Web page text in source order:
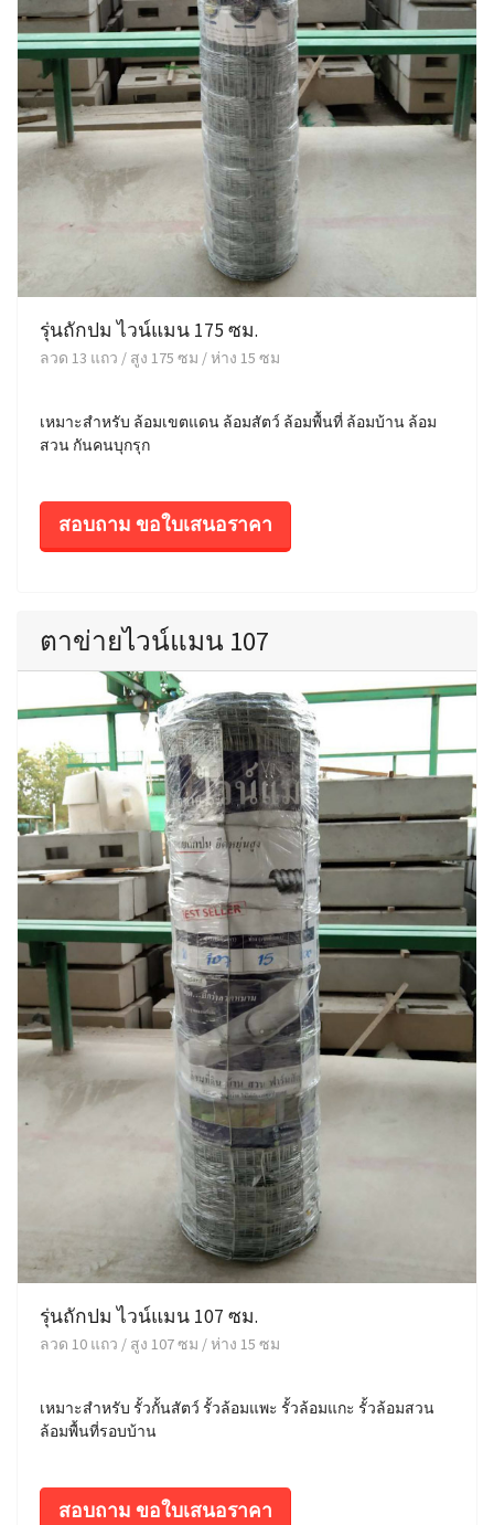
รุ่นถักปม ไวน์แมน 175 ซม.
ลวด 13 แถว / สูง 175 ซม / ห่าง 15 ซม
เหมาะสำหรับ ล้อมเขตแดน ล้อมสัตว์ ล้อมพื้นที่ ล้อมบ้าน ล้อม
สวน กันคนบุกรุก
สอบถาม ขอใบเสนอราคา
ตาข่ายไวน์แมน 107
รุ่นถักปม ไวน์แมน 107 ซม.
ลวด 10 แถว / สูง 107 ซม / ห่าง 15 ซม
เหมาะสำหรับ รั้วกั้นสัตว์ รั้วล้อมแพะ รั้วล้อมแกะ รั้วล้อมสวน
ล้อมพื้นที่รอบบ้าน
สอบถาม ขอใบเสนอราคา